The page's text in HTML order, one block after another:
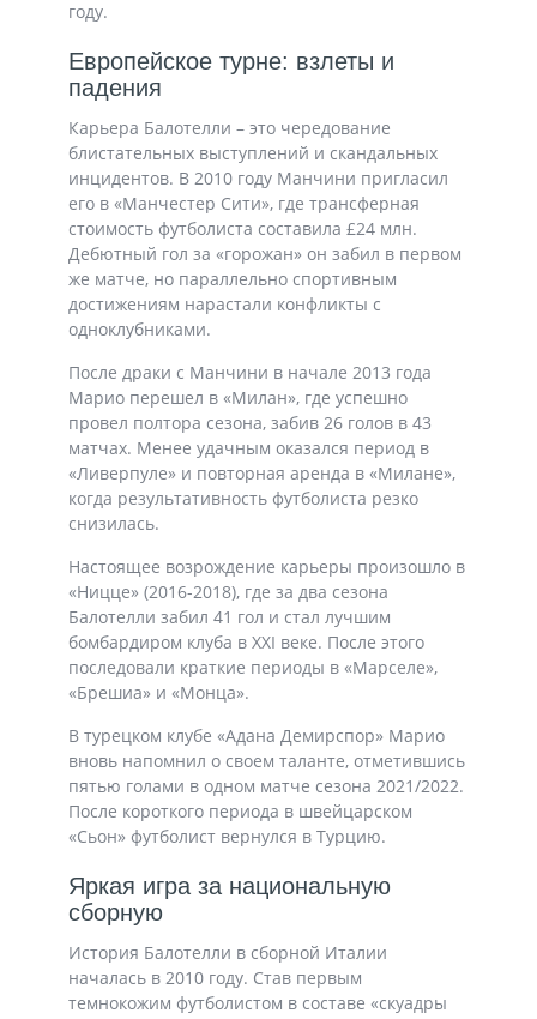
году.
Европейское турне: взлеты и
падения
Карьера Балотелли – это чередование
блистательных выступлений и скандальных
инцидентов. В 2010 году Манчини пригласил
его в «Манчестер Сити», где трансферная
стоимость футболиста составила £24 млн.
Дебютный гол за «горожан» он забил в первом
же матче, но параллельно спортивным
достижениям нарастали конфликты с
одноклубниками.
После драки с Манчини в начале 2013 года
Марио перешел в «Милан», где успешно
провел полтора сезона, забив 26 голов в 43
матчах. Менее удачным оказался период в
«Ливерпуле» и повторная аренда в «Милане»,
когда результативность футболиста резко
снизилась.
Настоящее возрождение карьеры произошло в
«Ницце» (2016-2018), где за два сезона
Балотелли забил 41 гол и стал лучшим
бомбардиром клуба в XXI веке. После этого
последовали краткие периоды в «Марселе»,
«Брешиа» и «Монца».
В турецком клубе «Адана Демирспор» Марио
вновь напомнил о своем таланте, отметившись
пятью голами в одном матче сезона 2021/2022.
После короткого периода в швейцарском
«Сьон» футболист вернулся в Турцию.
Яркая игра за национальную
сборную
История Балотелли в сборной Италии
началась в 2010 году. Став первым
темнокожим футболистом в составе «скуадры